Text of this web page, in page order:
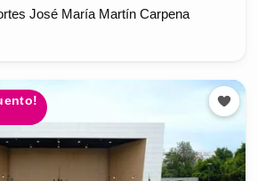
José María Martín Carpena